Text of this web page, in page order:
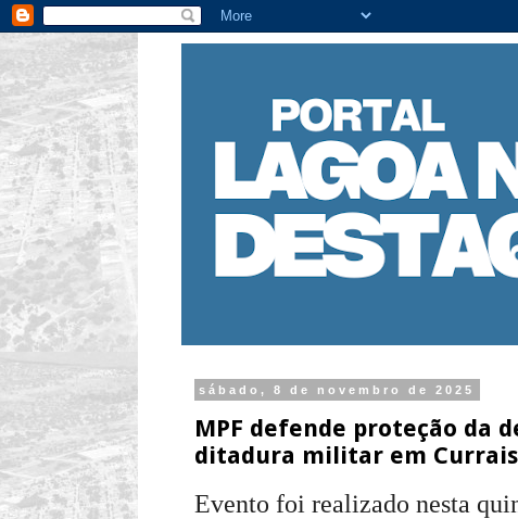
sábado, 8 de novembro de 2025
MPF defende proteção da
ditadura militar em Currais
Evento foi realizado nesta